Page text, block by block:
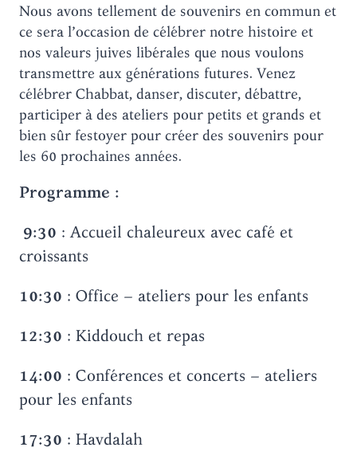
Nous avons tellement de souvenirs en commun et
ce sera l’occasion de célébrer notre histoire et
nos valeurs juives libérales que nous voulons
transmettre aux générations futures. Venez
célébrer Chabbat, danser, discuter, débattre,
participer à des ateliers pour petits et grands et
bien sûr festoyer pour créer des souvenirs pour
les 60 prochaines années.
Programme :
9:30 : Accueil chaleureux avec café et
croissants
10:30 : Office – ateliers pour les enfants
12:30 : Kiddouch et repas
14:00 : Conférences et concerts – ateliers
pour les enfants
17:30 : Havdalah